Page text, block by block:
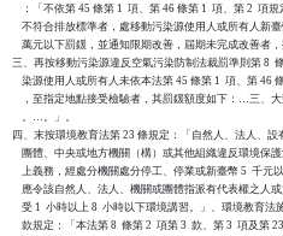
：「不依第 45 條第 1  項、第 46 條第 1  項、第 2
不符合排放標準者，處移動污染源使用人或所有人新臺
萬元以下罰鍰，並通知限期改善，屆期未完成改善者，
三、再按移動污染源違反空氣污染防制法裁罰準則第 8
染源使用人或所有人未依本法第 45 條第 1  項、第 46
，至指定地點接受檢驗者，其罰鍰額度如下：…三、大
    。…。」。
四、末按環境教育法第 23 條規定：「自然人、法人、設
團體、中央或地方機關（構）或其他組織違反環境保
上義務，經處分機關處分停工、停業或新臺幣 5  千
應令該自然人、法人、機關或團體指派有代表權之人
受 1  小時以上 8  小時以下環境講習。」、環境教育法
款規定：「本法第 8  條第 2  項第 3  款、第 3  項及第